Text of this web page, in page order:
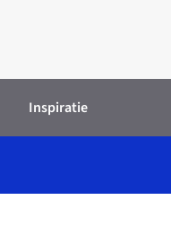
Inspiratie